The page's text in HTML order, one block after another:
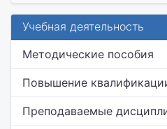
Учебная деятельность
Методические пособия
Повышение
Преподаваемые